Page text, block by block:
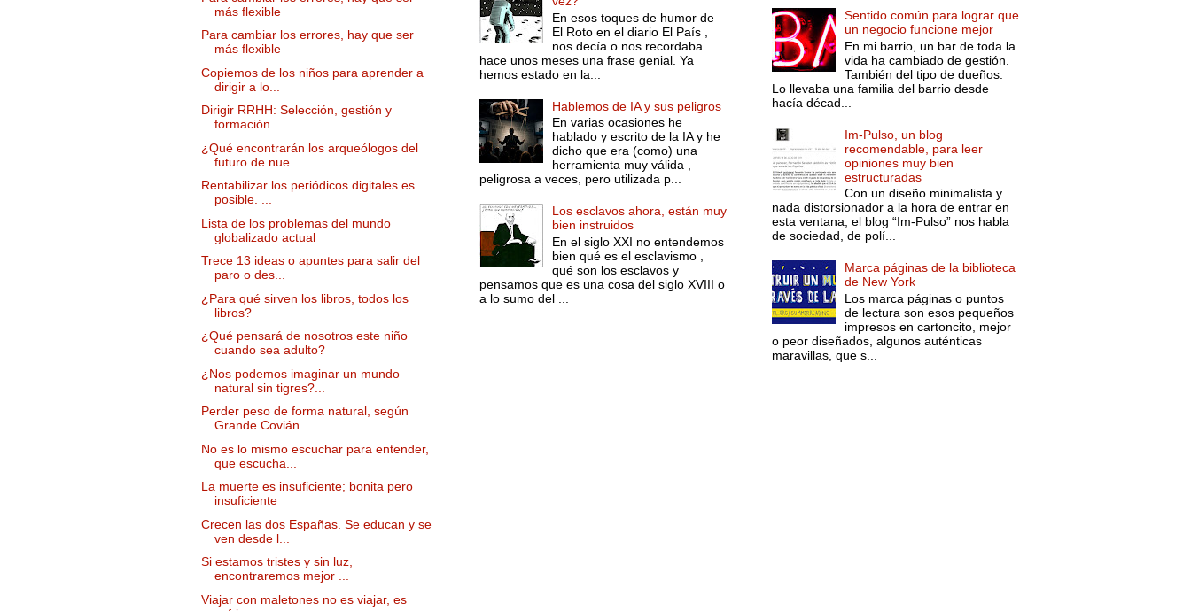
más flexible
Para cambiar los errores, hay que ser
más flexible
Copiemos de los niños para aprender a
dirigir a lo...
Dirigir RRHH: Selección, gestión y
formación
¿Qué encontrarán los arqueólogos del
futuro de nue...
Rentabilizar los periódicos digitales es
posible. ...
Lista de los problemas del mundo
globalizado actual
Trece 13 ideas o apuntes para salir del
paro o des...
¿Para qué sirven los libros, todos los
libros?
¿Qué pensará de nosotros este niño
cuando sea adulto?
¿Nos podemos imaginar un mundo
natural sin tigres?...
Perder peso de forma natural, según
Grande Covián
No es lo mismo escuchar para entender,
que escucha...
La muerte es insuficiente; bonita pero
insuficiente
Crecen las dos Españas. Se educan y se
ven desde l...
Si estamos tristes y sin luz,
encontraremos mejor ...
Viajar con maletones no es viajar, es
En esos toques de humor de
El Roto en el diario El País ,
nos decía o nos recordaba
hace unos meses una frase genial. Ya
hemos estado en la...
Hablemos de IA y sus peligros
En varias ocasiones he
hablado y escrito de la IA y he
dicho que era (como) una
herramienta muy válida ,
peligrosa a veces, pero utilizada p...
Los esclavos ahora, están muy
bien instruidos
En el siglo XXI no entendemos
bien qué es el esclavismo ,
qué son los esclavos y
pensamos que es una cosa del siglo XVIII o
a lo sumo del ...
Sentido común para lograr que
un negocio funcione mejor
En mi barrio, un bar de toda la
vida ha cambiado de gestión.
También del tipo de dueños.
Lo llevaba una familia del barrio desde
hacía décad...
Im-Pulso, un blog
recomendable, para leer
opiniones muy bien
estructuradas
Con un diseño minimalista y
nada distorsionador a la hora de entrar en
esta ventana, el blog “Im-Pulso” nos habla
de sociedad, de polí...
Marca páginas de la biblioteca
de New York
Los marca páginas o puntos
de lectura son esos pequeños
impresos en cartoncito, mejor
o peor diseñados, algunos auténticas
maravillas, que s...